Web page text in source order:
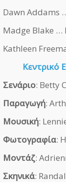
Dawn Addams
Madge Blake …
Kathleen
Κεντρικό
Σενάριο: Betty
Παραγωγή:
Μουσική:
Φωτογραφία:
Μοντάζ:
Σκηνικά: